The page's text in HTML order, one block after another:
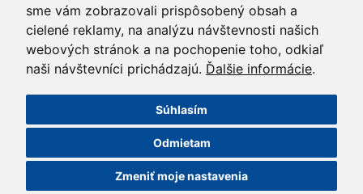
sme vám zobrazovali prispôsobený obsah a
cielené reklamy, na analýzu návštevnosti našich
webových stránok a na pochopenie toho, odkiaľ
naši návštevníci prichádzajú. Ďalšie informácie.
Súhlasím
Odmietam
Zmeniť moje nastavenia
©2014 HOCHTIEF CZ a. s.
Nastavení cookies| Powered by: